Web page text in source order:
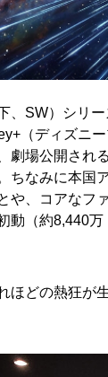
、SW）シリ
（ディズニ
劇場公開され
ちなみに本国
や、コアなフ
動（約8,440
ほどの熱狂が